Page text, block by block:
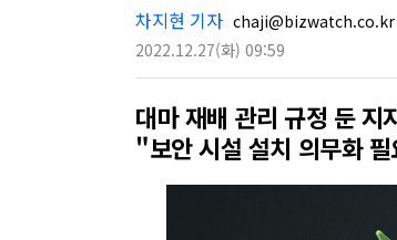
차지현 기자 chaji@bizwatch.co.kr
2022.12.27(화) 09:59
대마 재배 관리 규정 둔
"보안 시설 설치 의무화